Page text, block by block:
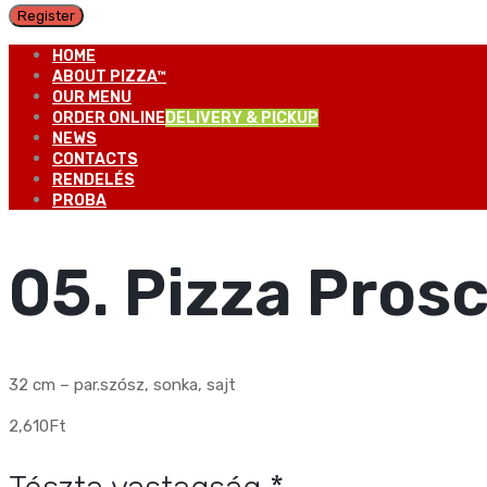
Register
HOME
ABOUT PIZZA™
OUR MENU
ORDER ONLINE DELIVERY & PICKUP
NEWS
CONTACTS
RENDELÉS
PROBA
05. Pizza
32 cm – par.szósz, sonka, sajt
2,610Ft